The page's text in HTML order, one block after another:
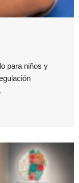
para niños y